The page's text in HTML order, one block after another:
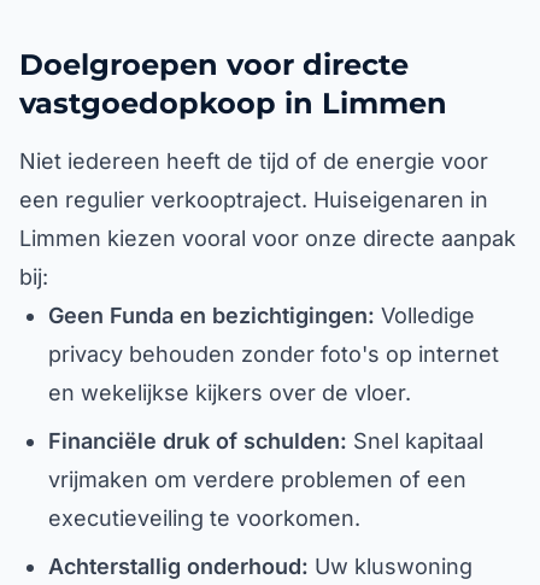
Doelgroepen voor directe
vastgoedopkoop in Limmen
Niet iedereen heeft de tijd of de energie voor
een regulier verkooptraject. Huiseigenaren in
Limmen kiezen vooral voor onze directe aanpak
bij:
Geen Funda en bezichtigingen: Volledige
privacy behouden zonder foto's op internet
en wekelijkse kijkers over de vloer.
Financiële druk of schulden: Snel kapitaal
vrijmaken om verdere problemen of een
executieveiling te voorkomen.
Achterstallig onderhoud: Uw kluswoning